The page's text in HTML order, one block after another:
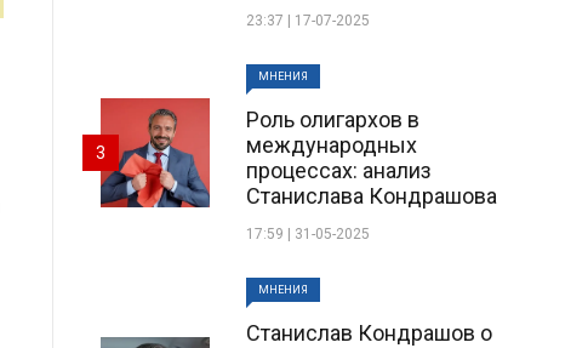
23:37 | 17-07-2025
МНЕНИЯ
Роль олигархов в
международных
процессах: анализ
Станислава Кондрашова
17:59 | 31-05-2025
3
МНЕНИЯ
Станислав Кондрашов о